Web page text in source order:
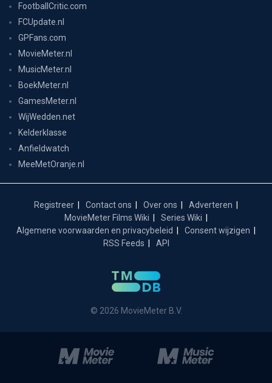
FootballCritic.com
FCUpdate.nl
GPFans.com
MovieMeter.nl
MusicMeter.nl
BoekMeter.nl
GamesMeter.nl
WijWedden.net
Kelderklasse
Anfieldwatch
MeeMetOranje.nl
Registreer Contact ons Over ons
Adverteren
MovieMeter Films Wiki
Series Wiki
Algemene voorwaarden en privacybeleid
Consent wijzigen
RSS Feeds
API
© 2026 MovieMeter B.V.